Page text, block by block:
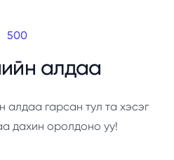
500
алдаа
алдаа гарсан тул та хэсэг
дахин оролдоно уу!